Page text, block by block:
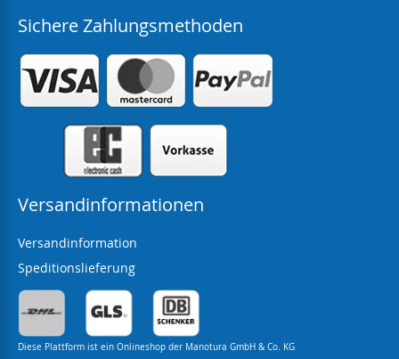
Sichere Zahlungsmethoden
Versandinformationen
Versandinformation
Speditionslieferung
Diese Plattform ist ein Onlineshop der Manotura GmbH & Co. KG